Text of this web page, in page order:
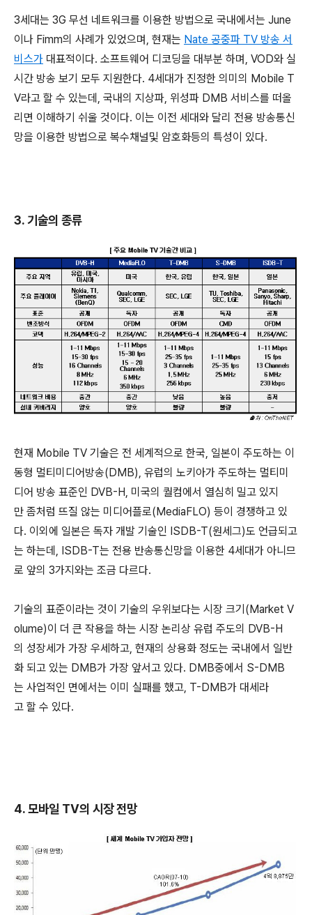
3세대는 3G 무선 네트워크를 이용한 방법으로 국내에서는 June
이나 Fimm의 사례가 있었으며, 현재는 Nate 공중파 TV 방송 서
비스가 대표적이다. 소프트웨어 디코딩을 대부분 하며, VOD와 실
시간 방송 보기 모두 지원한다. 4세대가 진정한 의미의 Mobile T
V라고 할 수 있는데, 국내의 지상파, 위성파 DMB 서비스를 떠올
리면 이해하기 쉬울 것이다. 이는 이전 세대와 달리 전용 방송통신
망을 이용한 방법으로 복수채널및 암호화등의 특성이 있다.
3. 기술의 종류
현재 Mobile TV 기술은 전 세계적으로 한국, 일본이 주도하는 이
동형 멀티미디어방송(DMB), 유럽의 노키아가 주도하는 멀티미
디어 방송 표준인 DVB-H, 미국의 퀄컴에서 열심히 밀고 있지
만 좀처럼 뜨질 않는 미디어플로(MediaFLO) 등이 경쟁하고 있
다. 이외에 일본은 독자 개발 기술인 ISDB-T(원세그)도 언급되고
는 하는데, ISDB-T는 전용 반송통신망을 이용한 4세대가 아니므
로 앞의 3가지와는 조금 다르다.
기술의 표준이라는 것이 기술의 우위보다는 시장 크기(Market V
olume)이 더 큰 작용을 하는 시장 논리상 유럽 주도의 DVB-H
의 성장세가 가장 우세하고, 현재의 상용화 정도는 국내에서 일반
화 되고 있는 DMB가 가장 앞서고 있다. DMB중에서 S-DMB
는 사업적인 면에서는 이미 실패를 했고, T-DMB가 대세라
고 할 수 있다.
4. 모바일 TV의 시장 전망